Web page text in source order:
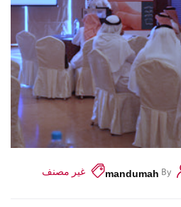
By
mandumah غير مصنف